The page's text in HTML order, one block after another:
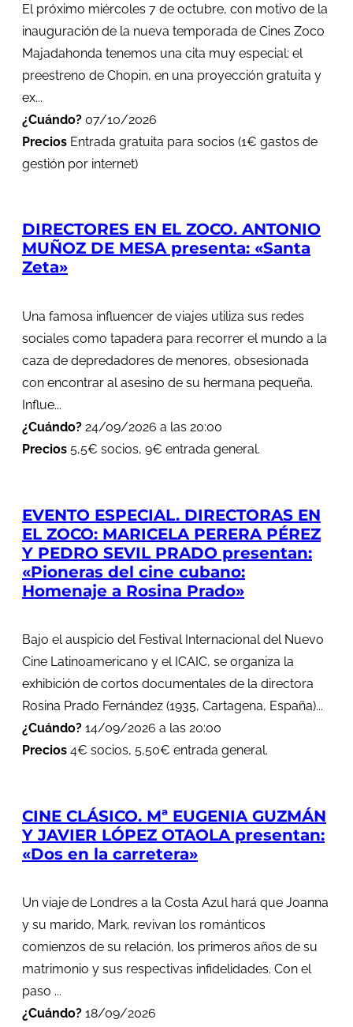
El próximo miércoles 7 de octubre, con motivo de la
inauguración de la nueva temporada de Cines Zoco
Majadahonda tenemos una cita muy especial: el
preestreno de Chopin, en una proyección gratuita y
ex...
¿Cuándo? 07/10/2026
Precios Entrada gratuita para socios (1€ gastos de
gestión por internet)
DIRECTORES EN EL ZOCO. ANTONIO
MUÑOZ DE MESA presenta: «Santa
Zeta»
Una famosa influencer de viajes utiliza sus redes
sociales como tapadera para recorrer el mundo a la
caza de depredadores de menores, obsesionada
con encontrar al asesino de su hermana pequeña.
Influe...
¿Cuándo? 24/09/2026 a las 20:00
Precios 5,5€ socios, 9€ entrada general.
EVENTO ESPECIAL. DIRECTORAS EN
EL ZOCO: MARICELA PERERA PÉREZ
Y PEDRO SEVIL PRADO presentan:
«Pioneras del cine cubano:
Homenaje a Rosina Prado»
Bajo el auspicio del Festival Internacional del Nuevo
Cine Latinoamericano y el ICAIC, se organiza la
exhibición de cortos documentales de la directora
Rosina Prado Fernández (1935, Cartagena, España)...
¿Cuándo? 14/09/2026 a las 20:00
Precios 4€ socios, 5,50€ entrada general.
CINE CLÁSICO. Mª EUGENIA GUZMÁN
Y JAVIER LÓPEZ OTAOLA presentan:
«Dos en la carretera»
Un viaje de Londres a la Costa Azul hará que Joanna
y su marido, Mark, revivan los románticos
comienzos de su relación, los primeros años de su
matrimonio y sus respectivas infidelidades. Con el
paso ...
¿Cuándo? 18/09/2026